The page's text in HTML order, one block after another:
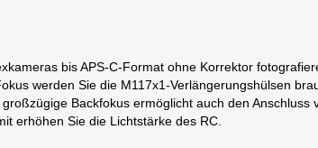
bis APS-C-Format ohne Korrektor
werden Sie die M117x1-Verlängerungshülsen
Backfokus ermöglicht auch den
erhöhen Sie die Lichtstärke des RC.